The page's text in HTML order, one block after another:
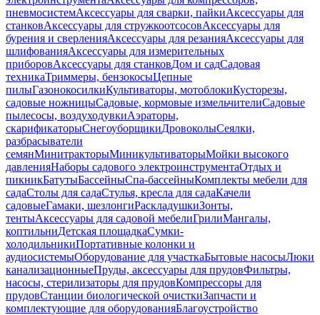
пневмосистемАксессуары для сварки, пайкиАксессуары для
станковАксессуары для стружкоотсосовАксессуары для
бурения и сверленияАксессуары для резанияАксессуары для
шлифованияАксессуары для измерительных
приборовАксессуары для станковДом и садСадовая
техникаТриммеры, бензокосыЦепные
пилыГазонокосилкиКультиваторы, мотоблокиКусторезы,
садовые ножницыСадовые, кормовые измельчителиСадовые
пылесосы, воздуходувкиАэраторы,
скарификаторыСнегоуборщикиДровоколыСеялки,
разбрасыватели
семянМинитракторыМиникультиваторыМойки высокого
давленияНаборы садового электроинструментаОтдых и
пикникБатутыБассейныСпа-бассейныКомплекты мебели для
садаСтолы для садаСтулья, кресла для садаКачели
садовыеГамаки, шезлонгиРаскладушкиЗонты,
тентыАксессуары для садовой мебелиГрилиМангалы,
коптильниДетская площадкаСумки-
холодильникиПортативные колонки и
аудиосистемыОборудование для участкаБытовые насосыЛюки
канализационныеПруды, аксессуары для прудовФильтры,
насосы, стерилизаторы для прудовКомпрессоры для
прудовСтанции биологической очисткиЗапчасти и
комплектующие для оборудованияБлагоустройство